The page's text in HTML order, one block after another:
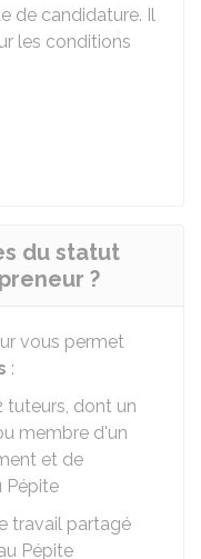
de candidature. Il
les conditions
du statut
?
vous permet
:
tuteurs, dont un
membre d'un
et de
Pépite
travail partagé
Pépite